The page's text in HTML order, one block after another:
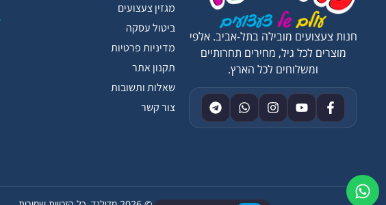
מגזין צעצועים
ביטול עסקה
מדיניות פרטיות
תקנון אתר
שאלות ותשובות
צור קשר
חנות צעצועים מובילה בתל-אביב. אלפי
מוצרים לכל גיל, מחירים תחרותיים
ומשלוחים לכל הארץ.